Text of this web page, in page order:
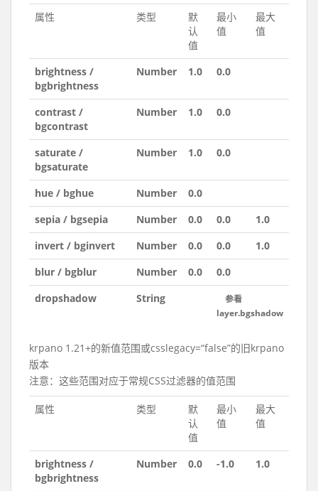
属性 类型
默
认
值
最小
值
最大
值
brightness /
bgbrightness
Number 1.0 0.0
contrast /
bgcontrast
Number 1.0 0.0
saturate /
bgsaturate
Number 1.0 0.0
hue / bghue Number
0.0
sepia / bgsepia
Number 0.0 0.0
1.0
invert / bginvert
Number 0.0 0.0
1.0
blur / bgblur
Number 0.0
0.0
dropshadow
String
参看
layer.bgshadow
krpano 1.21+的新值范围或csslegacy=“false”的旧krpano
版本
注意：这些范围对应于常规CSS过滤器的值范围
属性 类型
默
认
值
最小
值
最大
值
brightness /
bgbrightness
Number 0.0 -1.0 1.0